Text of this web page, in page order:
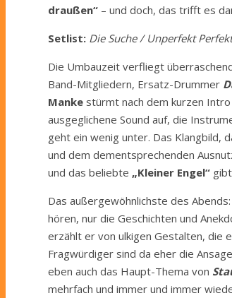
draußen“ – und doch, das trifft es
Setlist: Die Suche / Unperfekt
Die Umbauzeit verfliegt
Band-Mitgliedern, Ersatz-Drummer
Manke stürmt nach dem kurzen
ausgeglichene Sound auf, die
geht ein wenig unter. Das Klangbild,
und dem dementsprechenden
und das beliebte „Kleiner Engel“
Das außergewöhnlichste des
hören, nur die Geschichten und
erzählt er von ulkigen Gestalten, die
Fragwürdiger sind da eher die
eben auch das Haupt-Thema von
mehrfach und immer und immer